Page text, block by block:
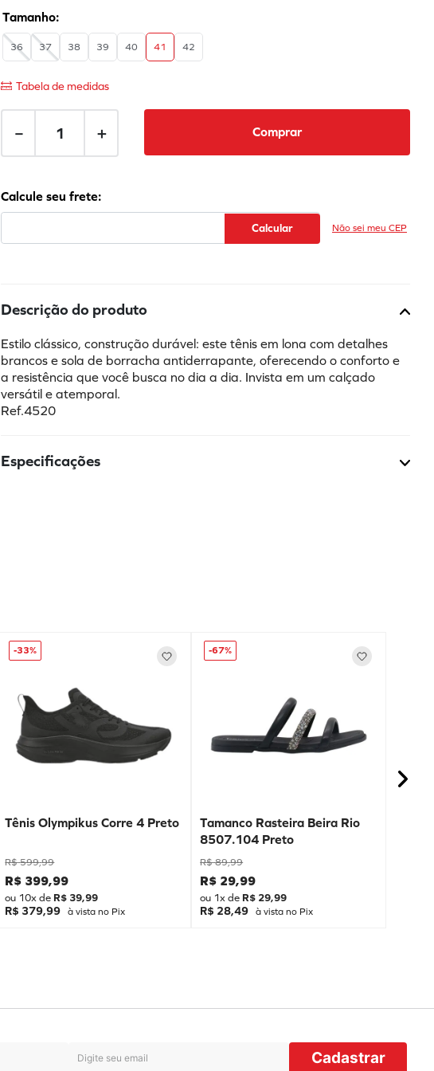
36 37 38 39 40 41 42
Tabela de medidas
＋
－ Comprar
Não sei meu CEP
Descrição do produto
Estilo clássico, construção durável: este tênis em lona com detalhes
brancos e sola de borracha antiderrapante, oferecendo o conforto e
a resistência que você busca no dia a dia. Invista em um calçado
versátil e atemporal.
Ref.4520
Especificações
-33%
Tênis Olympikus Corre 4 Preto
R$ 599,99
R$ 399,99
ou 10x de R$ 39,99
R$ 379,99 à vista no Pix
-67%
Tamanco Rasteira Beira Rio
8507.104 Preto
R$ 89,99
R$ 29,99
ou 1x de R$ 29,99
R$ 28,49 à vista no Pix
Cadastrar